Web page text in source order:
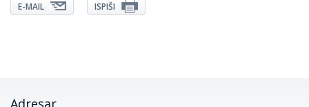
E-MAIL ISPIŠI
Adresar